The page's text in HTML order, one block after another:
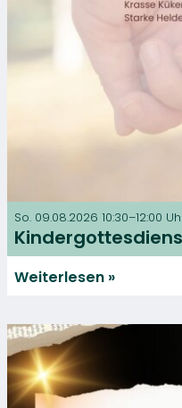
So. 09.08.2026 10:30–12:00
Weiterlesen